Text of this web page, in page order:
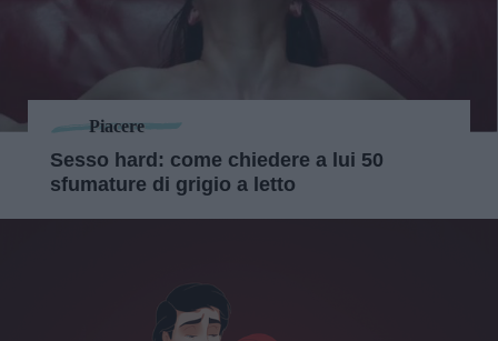
Piacere
Sesso hard: come chiedere a lui 50
sfumature di grigio a letto